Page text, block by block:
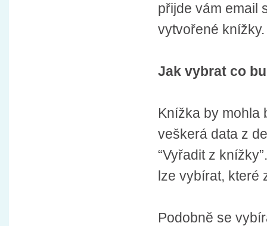
přijde vám email
vytvořené knížky.
Jak vybrat co
Knížka by mohla
veškerá data z
“Vyřadit z
lze vybírat, které
Podobně se